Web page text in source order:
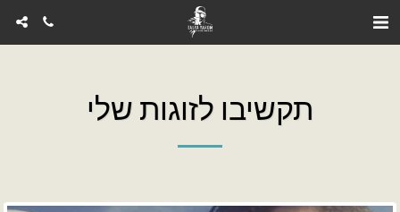
תקשיבו לזוגות שלי